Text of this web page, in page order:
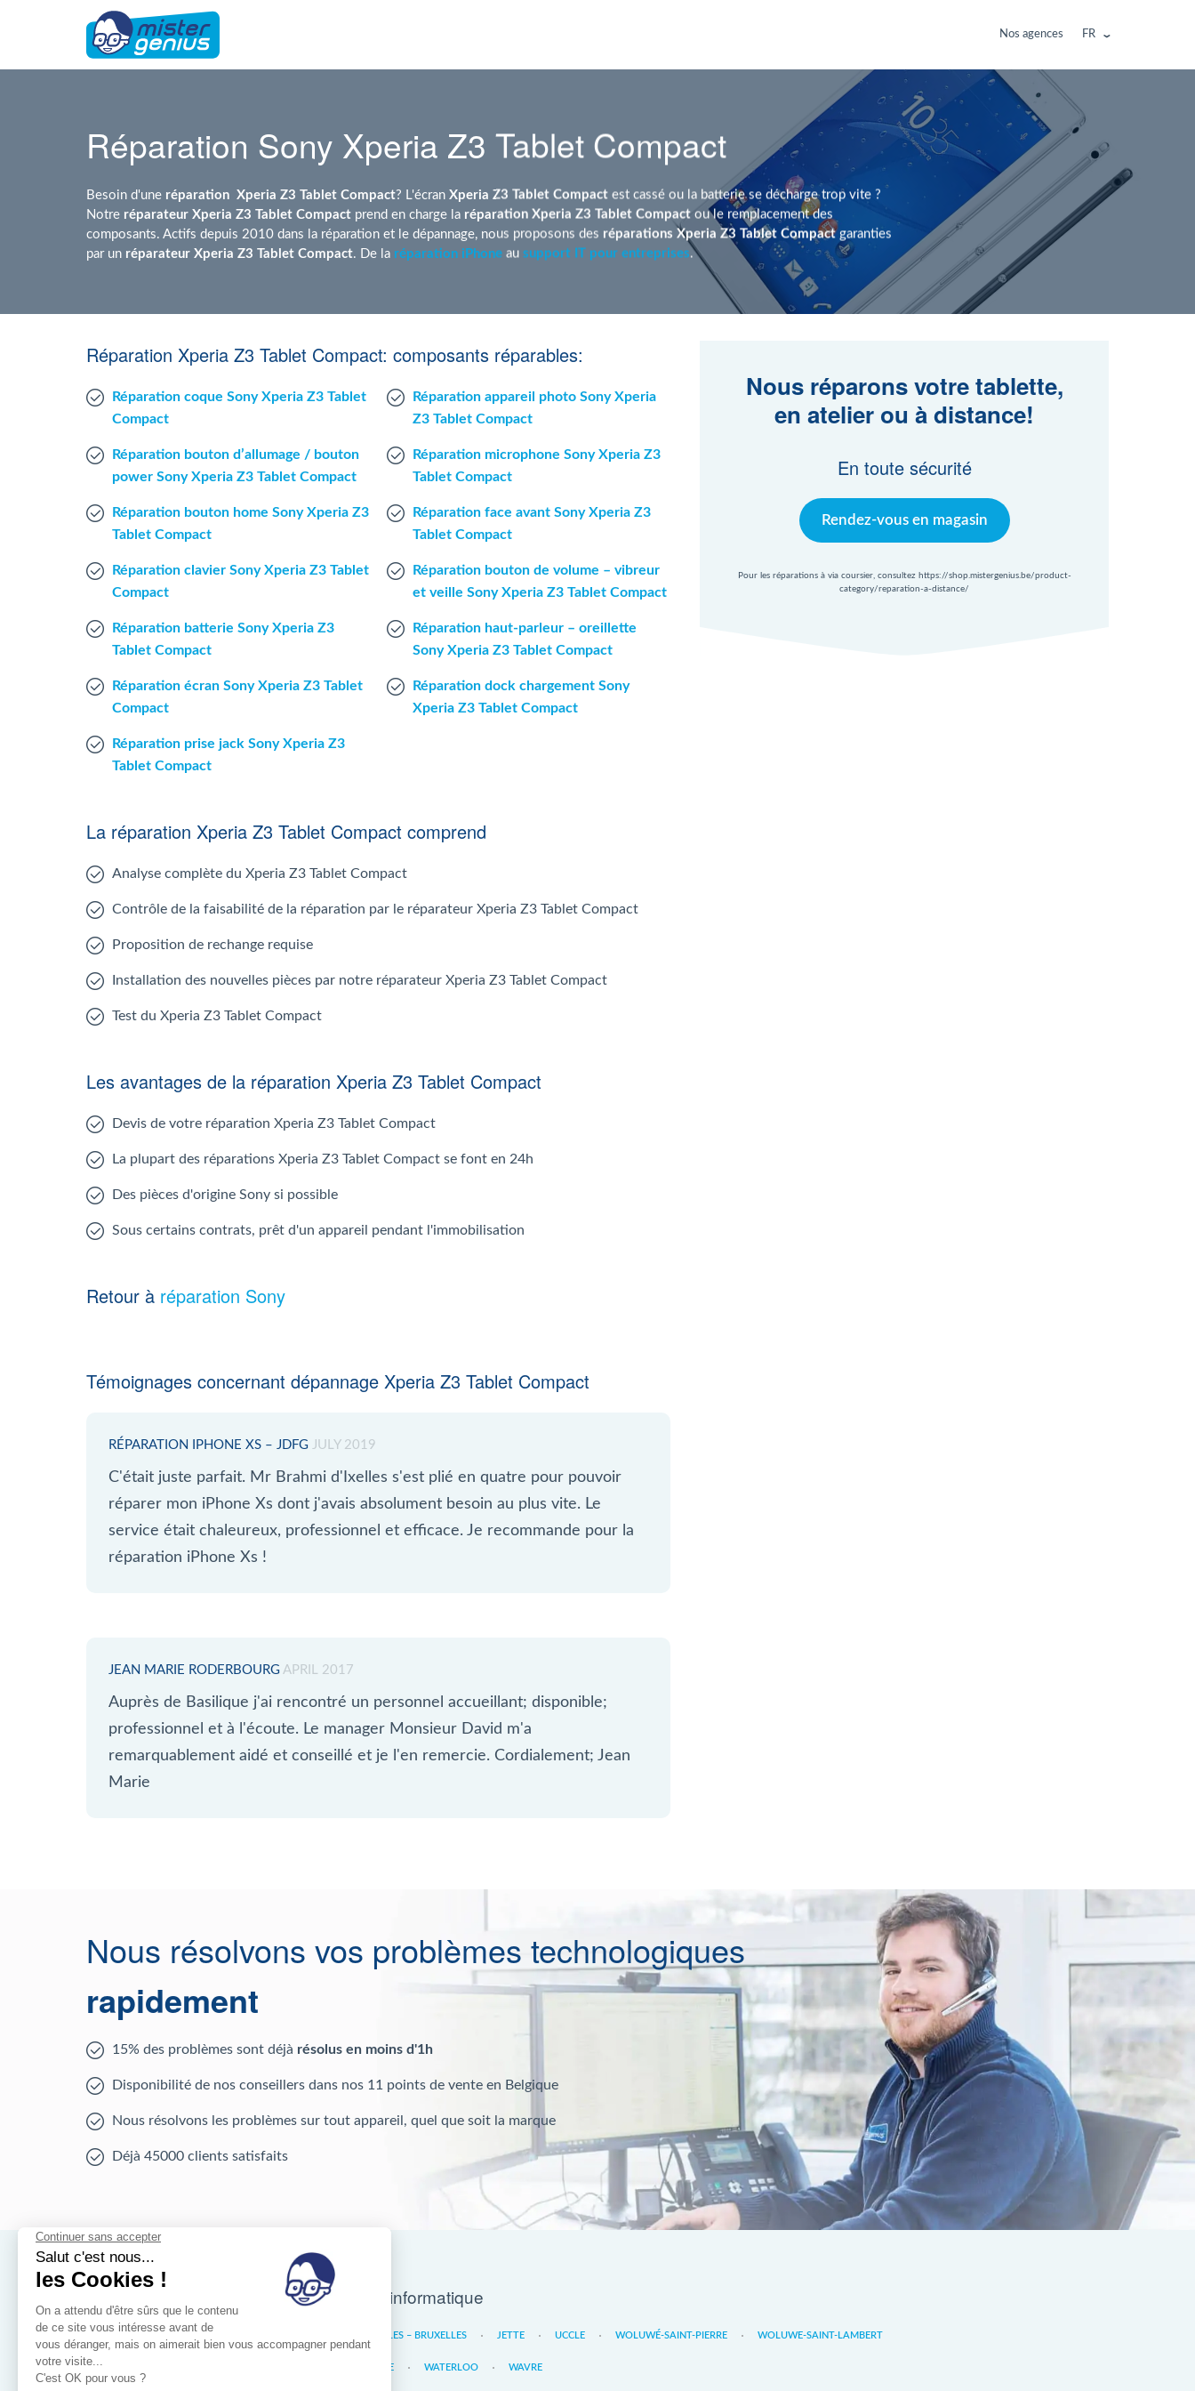
Nos agences FR
Réparation Sony Xperia Z3 Tablet Compact
Besoin d'une réparation Xperia Z3 Tablet Compact? L'écran Xperia Z3 Tablet Compact est cassé ou la batterie se décharge trop vite ?
Notre réparateur Xperia Z3 Tablet Compact prend en charge la réparation Xperia Z3 Tablet Compact ou le remplacement des
composants. Actifs depuis 2010 dans la réparation et le dépannage, nous proposons des réparations Xperia Z3 Tablet Compactgaranties
par un réparateur Xperia Z3 Tablet Compact. De la réparation iPhone au support IT pour entreprises.
Réparation Xperia Z3 Tablet Compact: composants réparables:
Réparation coque Sony Xperia Z3 Tablet
Compact
Réparation bouton d’allumage / bouton
power Sony Xperia Z3 Tablet Compact
Réparation bouton home Sony Xperia Z3
Tablet Compact
Réparation clavier Sony Xperia Z3 Tablet
Compact
Réparation batterie Sony Xperia Z3
Tablet Compact
Réparation écran Sony Xperia Z3 Tablet
Compact
Réparation prise jack Sony Xperia Z3
Tablet Compact
Réparation appareil photo Sony Xperia
Z3 Tablet Compact
Réparation microphone Sony Xperia Z3
Tablet Compact
Réparation face avant Sony Xperia Z3
Tablet Compact
Réparation bouton de volume – vibreur
et veille Sony Xperia Z3 Tablet Compact
Réparation haut-parleur – oreillette
Sony Xperia Z3 Tablet Compact
Réparation dock chargement Sony
Xperia Z3 Tablet Compact
Nous réparons votre tablette,
en atelier ou à distance!
En toute sécurité
Rendez-vous en magasin
Pour les réparations à via coursier, consultez https://shop.mistergenius.be/product-
category/reparation-a-distance/
La réparation Xperia Z3 Tablet Compact comprend
Analyse complète du Xperia Z3 Tablet Compact
Contrôle de la faisabilité de la réparation par le réparateur Xperia Z3 Tablet Compact
Proposition de rechange requise
Installation des nouvelles pièces par notre réparateur Xperia Z3 Tablet Compact
Test du Xperia Z3 Tablet Compact
Les avantages de la réparation Xperia Z3 Tablet Compact
Devis de votre réparation Xperia Z3 Tablet Compact
La plupart des réparations Xperia Z3 Tablet Compact se font en 24h
Des pièces d'origine Sony si possible
Sous certains contrats, prêt d'un appareil pendant l'immobilisation
Retour à réparation Sony
Témoignages concernant dépannage Xperia Z3 Tablet Compact
RÉPARATION IPHONE XS – JDFG JULY 2019
C'était juste parfait. Mr Brahmi d'Ixelles s'est plié en quatre pour pouvoir
réparer mon iPhone Xs dont j'avais absolument besoin au plus vite. Le
service était chaleureux, professionnel et efficace. Je recommande pour la
réparation iPhone Xs !
JEAN MARIE RODERBOURG APRIL 2017
Auprès de Basilique j'ai rencontré un personnel accueillant; disponible;
professionnel et à l'écoute. Le manager Monsieur David m'a
remarquablement aidé et conseillé et je l'en remercie. Cordialement; Jean
Marie
Nous résolvons vos problèmes technologiques
rapidement
15% des problèmes sont déjà résolus en moins d'1h
Disponibilité de nos conseillers dans nos 11 points de vente en Belgique
Nous résolvons les problèmes sur tout appareil, quel que soit la marque
Déjà 45000 clients satisfaits
Nos magasins d'informatique
IXELLES – BRUXELLES JETTE UCCLE WOLUWÉ-SAINT-PIERRE WOLUWE-SAINT-LAMBERT
LIÈGE WATERLOO WAVRE